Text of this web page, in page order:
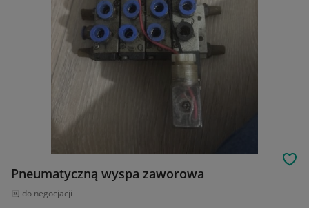
Pneumatyczną wyspa zaworowa
do negocjacji